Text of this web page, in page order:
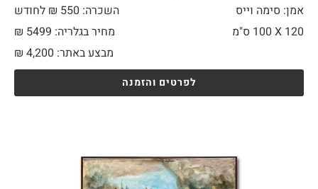
אמן: סימה וייס
השכרה: 550 ₪ לחודש
120 X
מחיר בגלריה: 5499 ₪
מבצע באתר:
₪ 4,200
לפרטים והזמנה